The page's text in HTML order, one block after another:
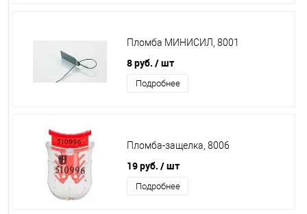
Пломба МИНИСИЛ, 8001
8 руб. / шт
Подробнее
Пломба-защелка, 8006
19 руб. / шт
Подробнее